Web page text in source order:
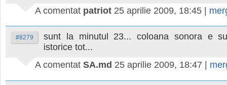
A comentat patriot 25 aprilie 2009, 18:45
#8279
sunt la minutul 23... coloana sonora e
istorice tot...
A comentat SA.md 25 aprilie 2009, 18:47